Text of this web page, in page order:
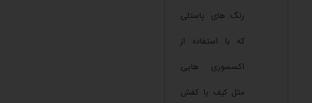
رنگ های پاستلی
که با استفاده از
اکسسوری هایی
مثل کیف یا کفش